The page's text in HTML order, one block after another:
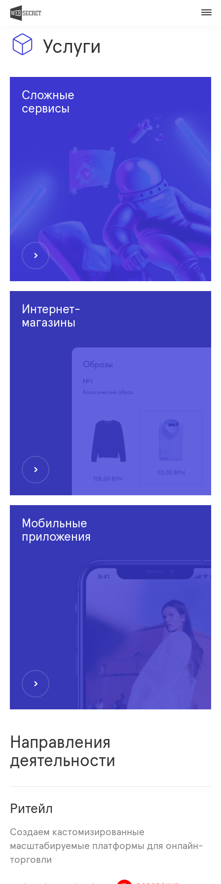
Оценить проект
Услуги
Сложные
сервисы
Интернет-
магазины
Мобильные
приложения
Направления
деятельности
Ритейл
Создаем кастомизированные
масштабируемые платформы для онлайн-
торговли